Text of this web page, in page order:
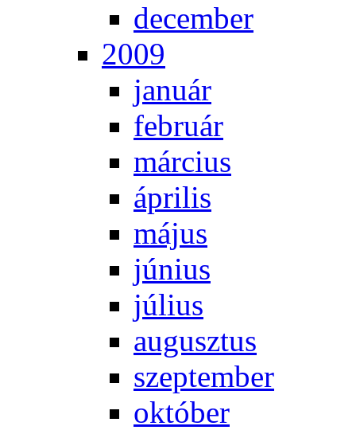
de­cem­ber
2009
ja­nu­ár
feb­ru­ár
már­ci­us
áp­ri­lis
má­jus
jú­ni­us
jú­li­us
au­gusz­tus
szep­tem­ber
ok­tó­ber